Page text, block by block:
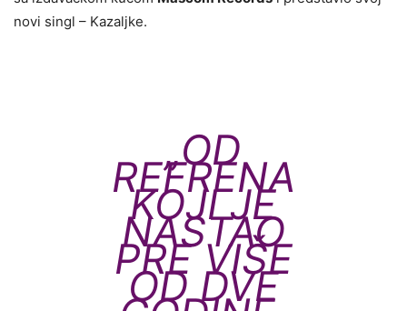
novi singl – Kazaljke.
„OD
REFRENA
KOJI JE
NASTAO
PRE VIŠE
OD DVE